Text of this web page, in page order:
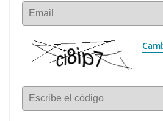
Email
Escribe el código